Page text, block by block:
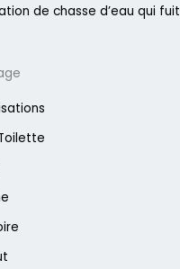
de chasse d’eau qui fuit